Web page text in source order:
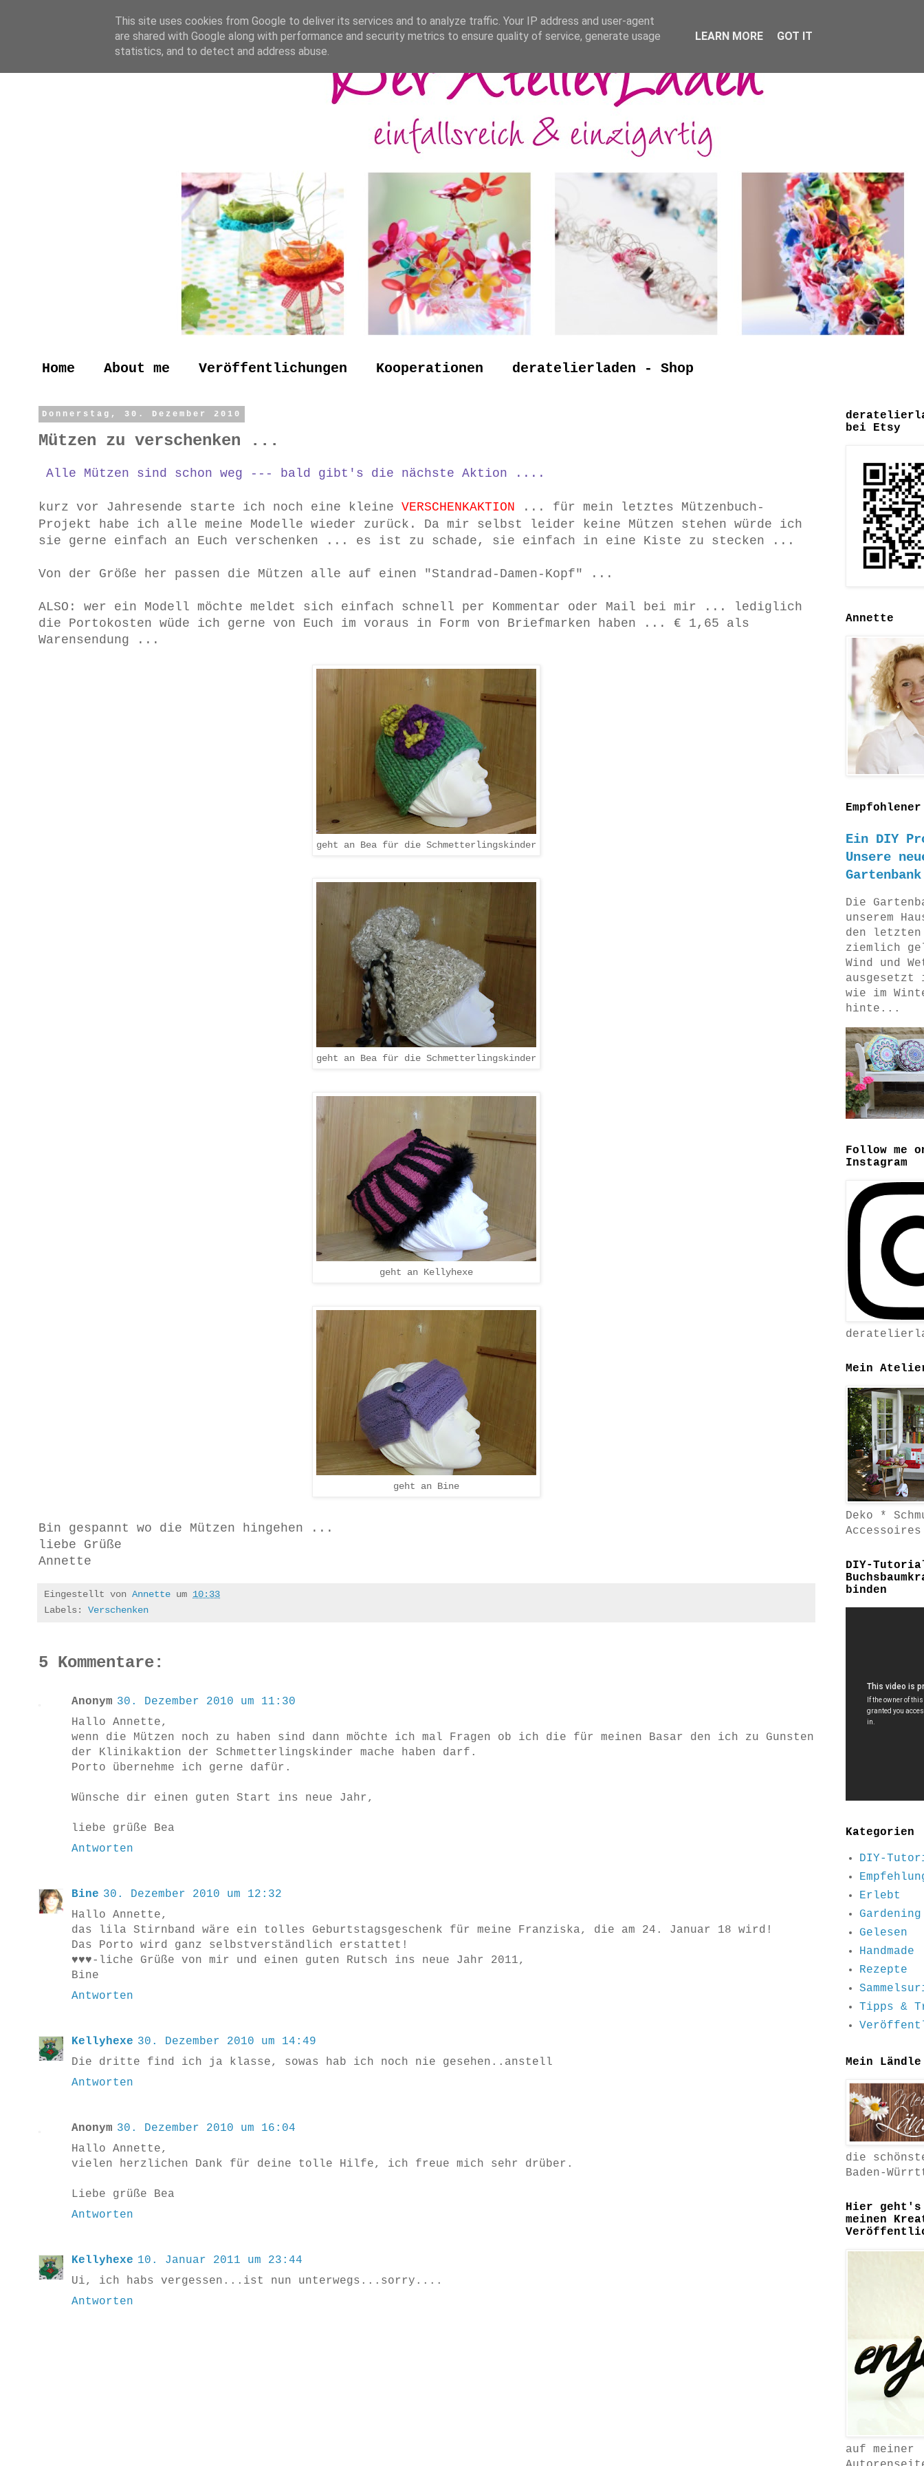
Home About me Veröffentlichungen Kooperationen deratelierladen - Shop
Donnerstag, 30. Dezember 2010
Mützen zu verschenken ...
Alle Mützen sind schon weg --- bald gibt's die nächste Aktion ....
kurz vor Jahresende starte ich noch eine kleine VERSCHENKAKTION
... für mein letztes Mützenbuch-
Projekt habe ich alle meine Modelle wieder zurück. Da mir selbst leider keine Mützen stehen würde ich
sie gerne einfach an Euch verschenken ... es ist zu schade, sie einfach in eine Kiste zu stecken ...
Von der Größe her passen die Mützen alle auf einen "Standrad-Damen-Kopf" ...
ALSO: wer ein Modell möchte meldet sich einfach schnell per Kommentar oder Mail bei mir ... lediglich
die Portokosten wüde ich gerne von Euch im voraus in Form von Briefmarken haben ... € 1,65 als
Warensendung ...
geht an Bea für die Schmetterlingskinder
geht an Bea für die Schmetterlingskinder
geht an Kellyhexe
geht an Bine
Bin gespannt wo die Mützen hingehen ...
liebe Grüße
Annette
Eingestellt von Annette um 10:33
Labels: Verschenken
5 Kommentare:
Anonym 30. Dezember 2010 um 11:30
Hallo Annette,
wenn die Mützen noch zu haben sind dann möchte ich mal Fragen ob ich die für meinen Basar den ich zu Gunsten
der Klinikaktion der Schmetterlingskinder mache haben darf.
Porto übernehme ich gerne dafür.
Wünsche dir einen guten Start ins neue Jahr,
liebe grüße Bea
Antworten
Bine 30. Dezember 2010 um 12:32
Hallo Annette,
das lila Stirnband wäre ein tolles Geburtstagsgeschenk für meine Franziska, die am 24. Januar 18 wird!
Das Porto wird ganz selbstverständlich erstattet!
♥♥♥-liche Grüße von mir und einen guten Rutsch ins neue Jahr 2011,
Bine
Antworten
Kellyhexe 30. Dezember 2010 um 14:49
Die dritte find ich ja klasse, sowas hab ich noch nie gesehen..anstell
Antworten
Anonym 30. Dezember 2010 um 16:04
Hallo Annette,
vielen herzlichen Dank für deine tolle Hilfe, ich freue mich sehr drüber.
Liebe grüße Bea
Antworten
Kellyhexe 10. Januar 2011 um 23:44
Ui, ich habs vergessen...ist nun unterwegs...sorry....
Antworten
bei Etsy
Annette
Ein DIY
Unsere
Die
unserem
den letzten
ziemlich
Wind und
ausgesetzt
wie im
hinte...
Follow me
Instagram
Mein
Deko *
Accessoires
DIY-
binden
Kategorien
DIY-
Erlebt
Gardening
Gelesen
Handmade
Rezepte
Tipps &
Mein Ländle
die
Baden-
Hier geht's
meinen
auf meiner
This site uses cookies from Google to deliver its services and to analyze traffic. Your IP address and user-agent
are shared with Google along with performance and security metrics to ensure quality of service, generate usage
statistics, and to detect and address abuse.
LEARN MORE GOT IT